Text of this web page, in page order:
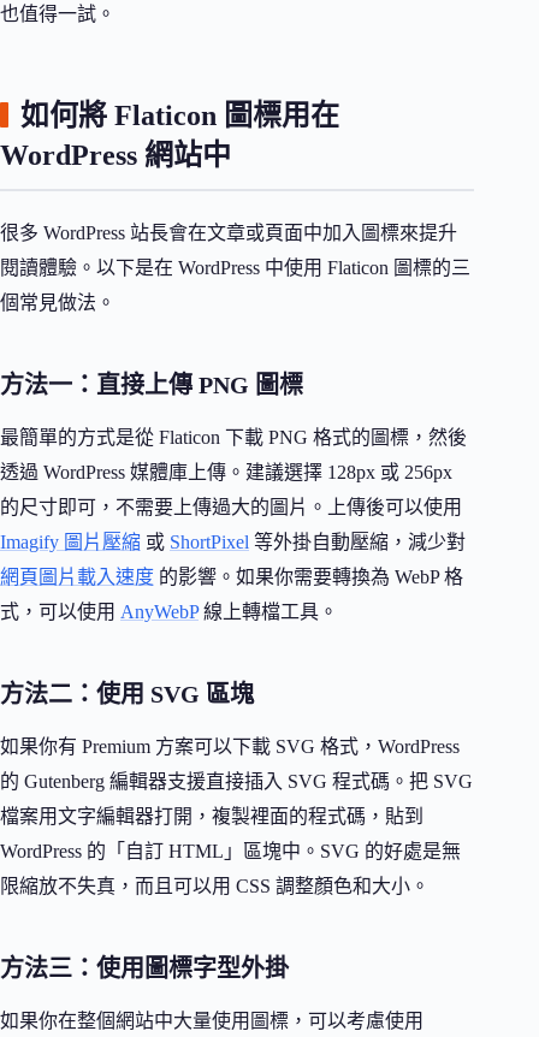
也值得一試。
如何將 Flaticon 圖標用在
WordPress 網站中
很多 WordPress 站長會在文章或頁面中加入圖標來提升
閱讀體驗。以下是在 WordPress 中使用 Flaticon 圖標的三
個常見做法。
方法一：直接上傳 PNG 圖標
最簡單的方式是從 Flaticon 下載 PNG 格式的圖標，然後
透過 WordPress 媒體庫上傳。建議選擇 128px 或 256px
的尺寸即可，不需要上傳過大的圖片。上傳後可以使用
Imagify 圖片壓縮 或 ShortPixel 等外掛自動壓縮，減少對
網頁圖片載入速度 的影響。如果你需要轉換為 WebP 格
式，可以使用 AnyWebP線上轉檔工具。
方法二：使用 SVG 區塊
如果你有 Premium 方案可以下載 SVG 格式，WordPress
的 Gutenberg 編輯器支援直接插入 SVG 程式碼。把 SVG
檔案用文字編輯器打開，複製裡面的程式碼，貼到
WordPress 的「自訂 HTML」區塊中。SVG 的好處是無
限縮放不失真，而且可以用 CSS 調整顏色和大小。
方法三：使用圖標字型外掛
如果你在整個網站中大量使用圖標，可以考慮使用